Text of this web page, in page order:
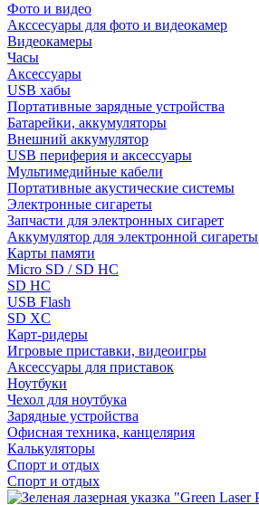
Фото и видео
Акссесуары для фото и видеокамер
Видеокамеры
Часы
Аксессуары
USB хабы
Портативные зарядные устройства
Батарейки, аккумуляторы
Внешний аккумулятор
USB периферия и аксессуары
Мультимедийные кабели
Портативные акустические системы
Электронные сигареты
Запчасти для электронных сигарет
Аккумулятор для электронной сигареты
Карты памяти
Micro SD / SD HC
SD HC
USB Flash
SD XC
Карт-ридеры
Игровые приставки, видеоигры
Аксессуары для приставок
Ноутбуки
Чехол для ноутбука
Зарядные устройства
Офисная техника, канцелярия
Калькуляторы
Спорт и отдых
Спорт и отдых